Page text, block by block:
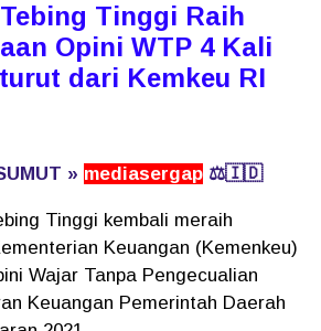
Tinggi Raih
Opini WTP 4 Kali
dari Kemkeu RI
» mediasergap ⚖️🇮🇩
Tinggi kembali meraih
Keuangan (Kemenkeu)
Wajar Tanpa Pengecualian
Keuangan Pemerintah Daerah